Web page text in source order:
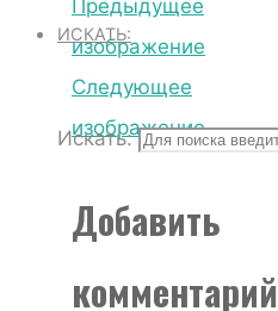
ИСКАТЬ:
Искать:
Предыдущее
изображение
Следующее
изображение
Добавить
комментарий